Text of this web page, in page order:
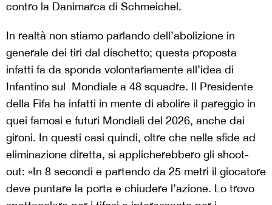
contro la Danimarca di Schmeichel.
In realtà non stiamo parlando dell’abolizione in
generale dei tiri dal dischetto; questa proposta
infatti fa da sponda volontariamente all’idea di
Infantino sul Mondiale a 48 squadre. Il Presidente
della Fifa ha infatti in mente di abolire il pareggio in
quei famosi e futuri Mondiali del 2026, anche dai
gironi. In questi casi quindi, oltre che nelle sfide ad
eliminazione diretta, si applicherebbero gli shoot-
out: «In 8 secondi e partendo da 25 metri il giocatore
deve puntare la porta e chiudere l’azione. Lo trovo